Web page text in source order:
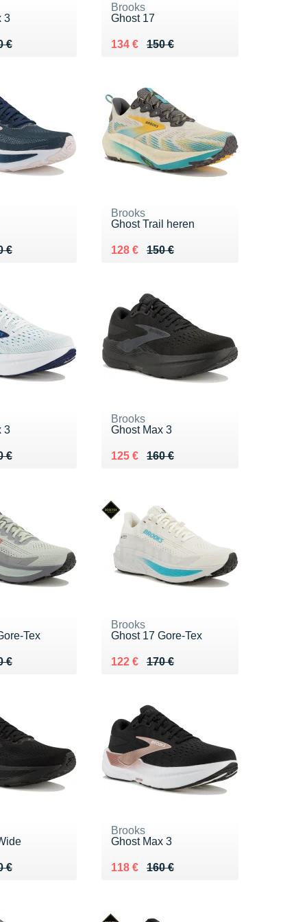
3
€ €
€
Brooks
Ghost 17
150 €
Au lieu de 150 €
134 €
Vendu 134 €
€ €
€
Brooks
Ghost Trail heren
150 €
Au lieu de 150 €
128 €
Vendu 128 €
3
€ €
€
Brooks
Ghost Max 3
160 €
Au lieu de 160 €
125 €
Vendu 125 €
Tex
€ €
€
Brooks
Ghost 17 Gore-Tex
170 €
Au lieu de 170 €
122 €
Vendu 122 €
€ €
€
Brooks
Ghost Max 3
160 €
Au lieu de 160 €
118 €
Vendu 118 €